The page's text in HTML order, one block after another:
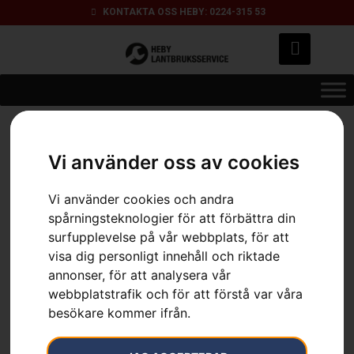
Vi använder oss av cookies
Vi använder cookies och andra
spårningsteknologier för att förbättra din
surfupplevelse på vår webbplats, för att
visa dig personligt innehåll och riktade
annonser, för att analysera vår
webbplatstrafik och för att förstå var våra
besökare kommer ifrån.
KONTAKTA OSS HEBY: 0224-315 53